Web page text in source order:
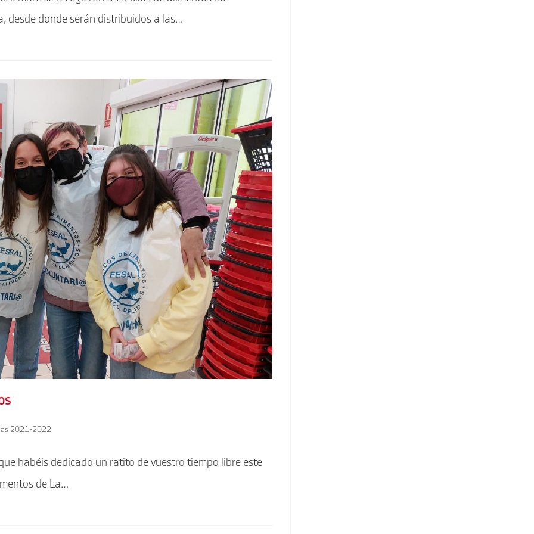
desde donde serán distribuidos a las…
2021-2022
habéis dedicado un ratito de vuestro tiempo libre este
de La…